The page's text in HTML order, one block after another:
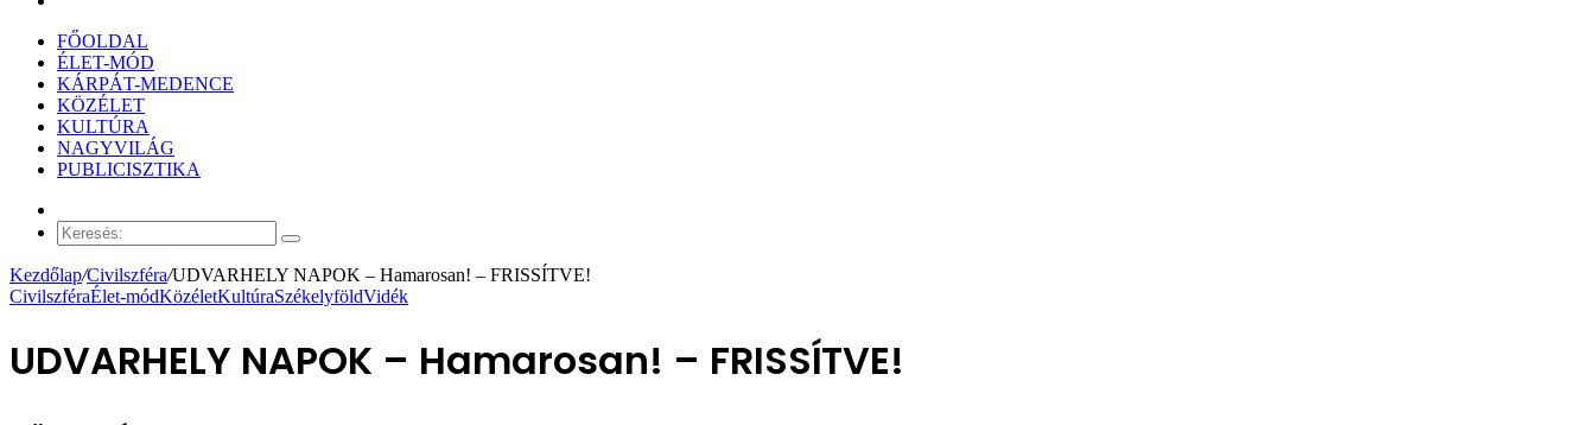
FŐOLDAL
ÉLET-MÓD
KÁRPÁT-MEDENCE
KÖZÉLET
KULTÚRA
NAGYVILÁG
PUBLICISZTIKA
cikk
Keresés:
Kezdőlap/Civilszféra/UDVARHELY NAPOK – Hamarosan! – FRISSÍTVE!
CivilszféraÉlet-módKözéletKultúraSzékelyföldVidék
UDVARHELY NAPOK – Hamarosan! – FRISSÍTVE!